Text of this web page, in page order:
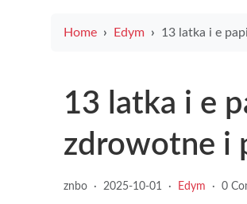
Home Edym 13 latka i e papieros jakie są
13 latka i e
zdrowotne i
znbo · 2025-10-01 · Edym · 0